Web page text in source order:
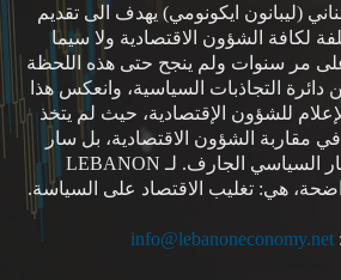
(ليبانون ايكونومي) يهدف الى تقديم
لكافة الشؤون الاقتصادية ولا سيما
على مر سنوات ولم ينجح حتى هذه اللحظة
التجاذبات السياسية، وانعكس هذا
للشؤون الإقتصادية، حيث لم يتخذ
مقاربة الشؤون الاقتصادية، بل سار
والاقتصاد في التيار السياسي الجارف. لـ LEBANON
info@lebanoneconomy.net